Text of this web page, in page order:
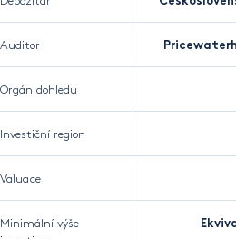
Auditor
Orgán dohledu
Investiční region
Valuace
Minimální výše